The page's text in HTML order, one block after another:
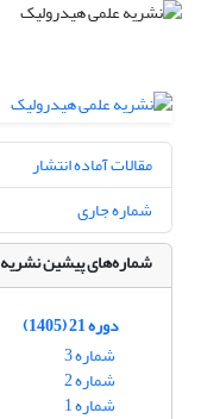
مقالات آماده انتشار
شماره جاری
شماره‌های پیشین نشریه
دوره 21 (1405)
شماره 3
شماره 2
شماره 1